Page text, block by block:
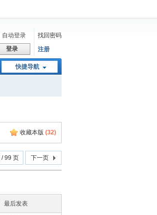
自动登录
找回密码
登录 注册
快捷导航
收藏本版 (32)
/ 99 页 下一页
最后发表